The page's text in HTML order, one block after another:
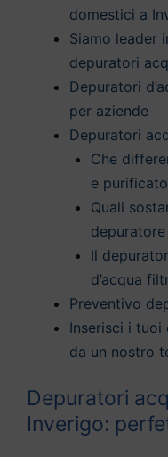
domestici a
Siamo leader
depuratori
Depuratori
per aziende
Depuratori
Che
e
Quali
depuratore
Il
d’acqua
Preventivo
Inserisci i
da un nostro
Depuratori
Inverigo: